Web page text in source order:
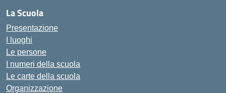
La Scuola
Presentazione
I luoghi
Le persone
I numeri della scuola
Le carte della scuola
Organizzazione